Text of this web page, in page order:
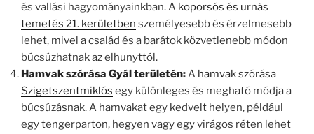
és vallási hagyományainkban. A koporsós és urnás
temetés 21. kerületben személyesebb és érzelmesebb
lehet, mivel a család és a barátok közvetlenebb módon
búcsúzhatnak az elhunyttól.
Hamvak szórása Gyál területén:A hamvak szórása
Szigetszentmiklós egy különleges és megható módja a
búcsúzásnak. A hamvakat egy kedvelt helyen, például
egy tengerparton, hegyen vagy egy virágos réten lehet